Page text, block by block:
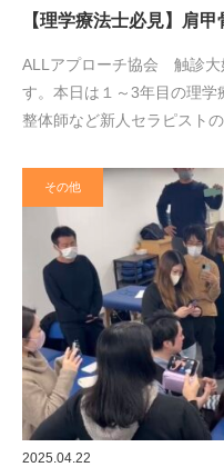
【理学療法士必見】肩
ALLアプローチ協会 触診
す。本日は１～3年目の理学
整体師など新人セラピスト
その他
2025.04.22